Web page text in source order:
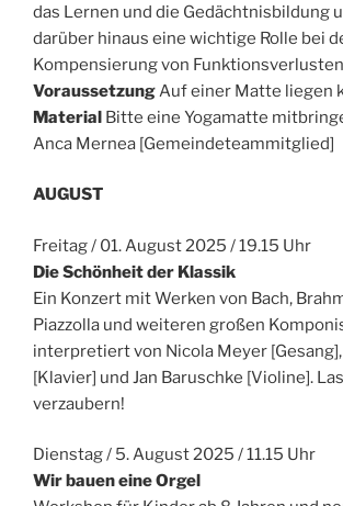
das Lernen und die Gedächtnisbildung
darüber hinaus eine wichtige Rolle bei
Kompensierung von
VoraussetzungAuf einer Matte liegen
Material Bitte eine Yogamatte
Anca Mernea [Gemeindeteammitglied]
AUGUST
Freitag / 01. August 2025 / 19.15 Uhr
Die Schönheit der Klassik
Ein Konzert mit Werken von Bach,
Piazzolla und weiteren großen
interpretiert von Nicola Meyer
[Klavier] und Jan Baruschke [Violine].
verzaubern!
Dienstag / 5. August 2025 / 11.15 Uhr
Wir bauen eine Orgel